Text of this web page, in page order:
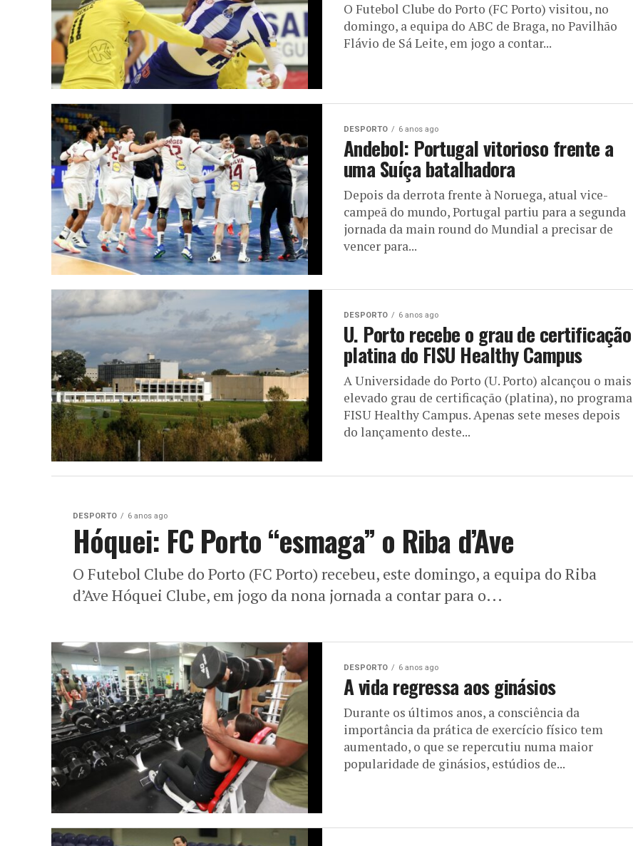
O Futebol Clube do Porto (FC Porto) visitou, no
domingo, a equipa do ABC de Braga, no Pavilhão
Flávio de Sá Leite, em jogo a contar...
DESPORTO 6 anos ago
Andebol: Portugal vitorioso frente a
uma Suíça batalhadora
Depois da derrota frente à Noruega, atual vice-
campeã do mundo, Portugal partiu para a segunda
jornada da main round do Mundial a precisar de
vencer para...
DESPORTO 6 anos ago
U. Porto recebe o grau de certificação
platina do FISU Healthy Campus
A Universidade do Porto (U. Porto) alcançou o mais
elevado grau de certificação (platina), no programa
FISU Healthy Campus. Apenas sete meses depois
do lançamento deste...
DESPORTO 6 anos ago
Hóquei: FC Porto “esmaga” o Riba d’Ave
O Futebol Clube do Porto (FC Porto) recebeu, este domingo, a equipa do Riba
d’Ave Hóquei Clube, em jogo da nona jornada a contar para o...
DESPORTO 6 anos ago
A vida regressa aos ginásios
Durante os últimos anos, a consciência da
importância da prática de exercício físico tem
aumentado, o que se repercutiu numa maior
popularidade de ginásios, estúdios de...